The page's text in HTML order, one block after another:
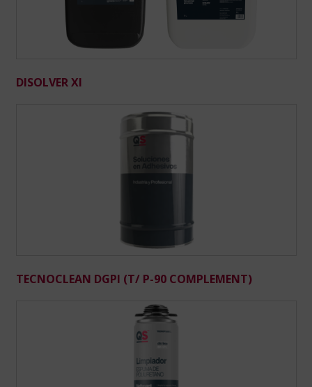
DISOLVER XI
TECNOCLEAN DGPI (T/ P-90 COMPLEMENT)